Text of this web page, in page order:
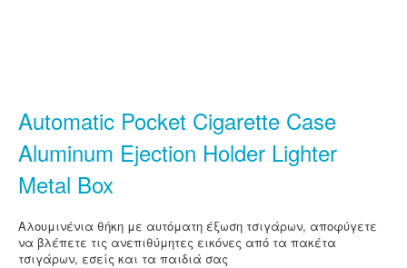
Automatic Pocket Cigarette Case
Aluminum Ejection Holder Lighter
Metal Box
Αλουμινένια θήκη με αυτόματη έξωση τσιγάρων, αποφύγετε
να βλέπετε τις ανεπιθύμητες εικόνες από τα πακέτα
τσιγάρων, εσείς και τα παιδιά σας